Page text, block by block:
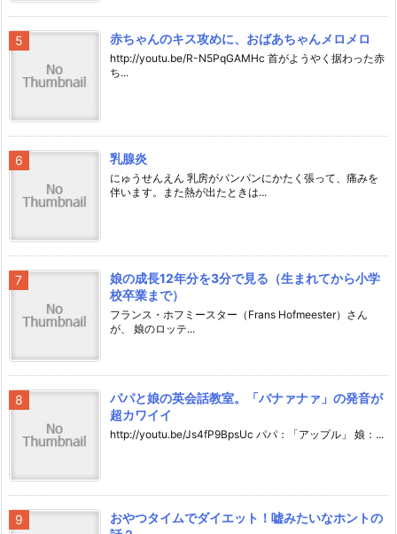
赤ちゃんのキス攻めに、おばあちゃんメロメロ
http://youtu.be/R-N5PqGAMHc 首がようやく据わった赤
ち...
乳腺炎
にゅうせんえん 乳房がパンパンにかたく張って、痛みを
伴います。また熱が出たときは...
娘の成長12年分を3分で見る（生まれてから小学
校卒業まで）
フランス・ホフミースター（Frans Hofmeester）さん
が、 娘のロッテ...
パパと娘の英会話教室。「バナァナァ」の発音が
超カワイイ
http://youtu.be/Js4fP9BpsUc パパ：「アップル」 娘：...
おやつタイムでダイエット！嘘みたいなホントの